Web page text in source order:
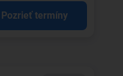
Pozrieť termíny